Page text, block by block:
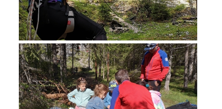
Rescue operations